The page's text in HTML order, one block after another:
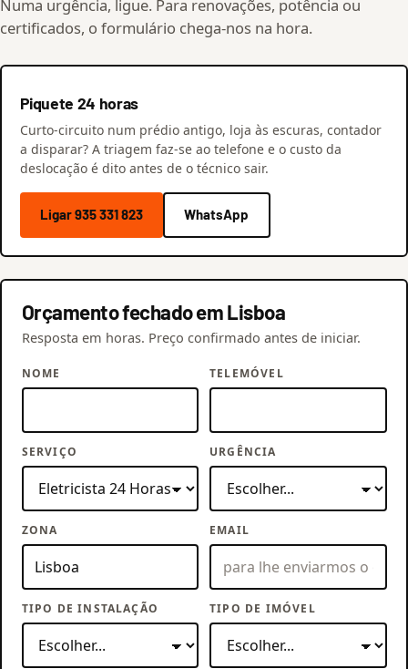
Numa urgência, ligue. Para renovações, potência ou
certificados, o formulário chega-nos na hora.
Piquete 24 horas
Curto-circuito num prédio antigo, loja às escuras, contador
a disparar? A triagem faz-se ao telefone e o custo da
deslocação é dito antes de o técnico sair.
Ligar 935 331 823 WhatsApp
Orçamento fechado em Lisboa
Resposta em horas. Preço confirmado antes de iniciar.
NOME TELEMÓVEL
SERVIÇO URGÊNCIA
ZONA EMAIL
TIPO DE INSTALAÇÃO TIPO DE IMÓVEL